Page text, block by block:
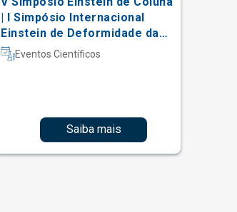
| I Simpósio Internacional
Einstein de Deformidade da
Coluna e Técnicas Complexas
Eventos Científicos
Saiba mais